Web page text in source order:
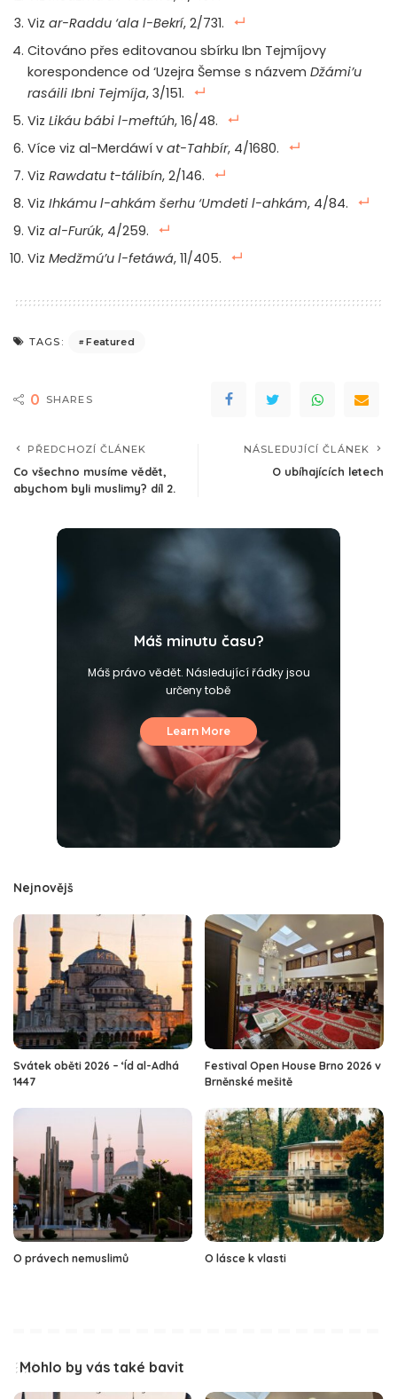
Co všechno musíme vědět, abychom byli
muslimy? díl 2.
Co všechno musíme vědět, abychom byli
muslimy? díl 3.
Viz ar-Raddu ‘ala l-Bekrí, 2/731.
Citováno přes editovanou sbírku Ibn Tejmíjovy
korespondence od ‘Uzejra Šemse s názvem Džámi’u
rasáili Ibni Tejmíja, 3/151.
Viz Likáu bábi l-meftúh, 16/48.
Více viz al-Merdáwí v at-Tahbír, 4/1680.
Viz Rawdatu t-tálibín, 2/146.
Viz Ihkámu l-ahkám šerhu ‘Umdeti l-ahkám, 4/84.
Viz al-Furúk, 4/259.
Viz Medžmú’u l-fetáwá, 11/405.
TAGS: Featured
0 SHARES
PŘEDCHOZÍ ČLÁNEK
Co všechno musíme vědět,
abychom byli muslimy? díl 2.
NÁSLEDUJÍCÍ ČLÁNEK
O ubíhajících letech
Máš minutu času?
Máš právo vědět. Následující řádky jsou
určeny tobě
Learn More
Nejnovějš
Svátek oběti 2026 – ‘Íd al-Adhá
1447
Festival Open House Brno 2026 v
Brněnské mešitě
O právech nemuslimů O lásce k vlasti
Mohlo by vás také bavit